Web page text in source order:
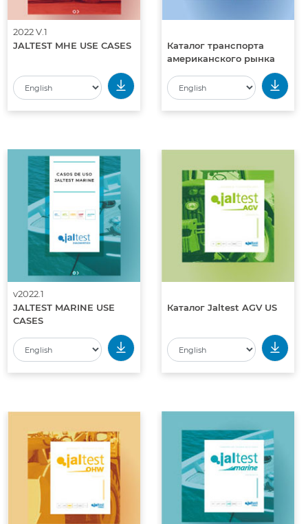
2022 V.1
JALTEST MHE USE CASES
Каталог транспорта
американского рынка
v2022.1
JALTEST MARINE USE
CASES
Каталог Jaltest AGV US